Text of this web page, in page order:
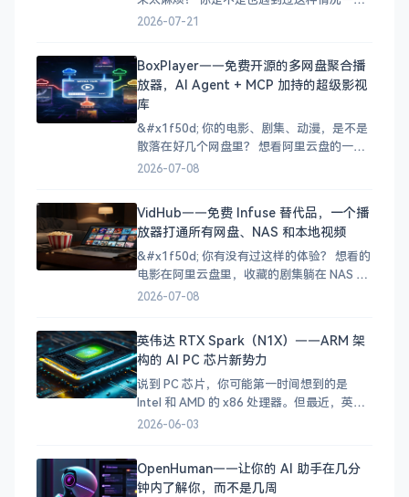
手机里存了一堆视频，想转个格式找不到合
合并成MP4？ 想剪辑个视频，手机上装了好
几个APP，一个只负责转换、一个只负责压
缩、一个只
2026-07-21
BoxPlayer——免费开源的多网盘聚合播
放器，AI Agent + MCP 加持的超级影视
库
&#x1f50d; 你的电影、剧集、动漫，是不是
散落在好几个网盘里？ 想看阿里云盘的一部
电影，又想起百度网盘中存了几部电视剧，
哪了。 这种「资源四处散落」的痛苦，相信
不少影视爱好者都经历过。今天五哥要给大
家介绍的
2026-07-08
VidHub——免费 Infuse 替代品，一个播
放器打通所有网盘、NAS 和本地视频
&#x1f50d; 你有没有过这样的体验？ 想看的
电影在阿里云盘里，收藏的剧集躺在 NAS 手
机上下载的视频又因为格式问题播不了……
其实 [VidHub]
(https://zh.okaapps.com/produ
2026-07-08
英伟达 RTX Spark（N1X）——ARM 架
构的 AI PC 芯片新势力
说到 PC 芯片，你可能第一时间想到的是
Intel 和 AMD 的 x86 处理器。但最近，英伟
达（NVIDIA）扔下了一颗重磅炸弹——RTX
英伟达要进军 PC 处理器市场了！
2026-06-03
OpenHuman——让你的 AI 助手在几分
钟内了解你，而不是几周